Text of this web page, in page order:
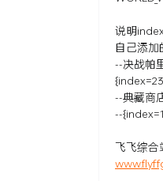
说明
自己添
--决战帕
--典藏
--
飞飞综合